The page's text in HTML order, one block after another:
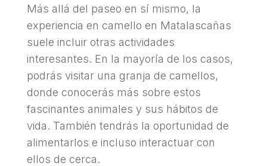
Más allá del paseo en sí mismo, la
experiencia en camello en Matalascañas
suele incluir otras actividades
interesantes. En la mayoría de los casos,
podrás visitar una granja de camellos,
donde conocerás más sobre estos
fascinantes animales y sus hábitos de
vida. También tendrás la oportunidad de
alimentarlos e incluso interactuar con
ellos de cerca.